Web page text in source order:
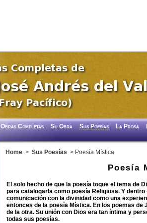
Obras Completas Su Obra Sus Poesías La Prosa
Home > Sus Poesías > Poesía Mística
Poesía
El solo hecho de que la poesía toque el tema de
para catalogarla como poesía Religiosa. Y
comunicación con la divinidad como una
entonces de la poesía Mística. En los poemas
de la otra. Su unión con Dios era tan íntima y
todas sus poesías.